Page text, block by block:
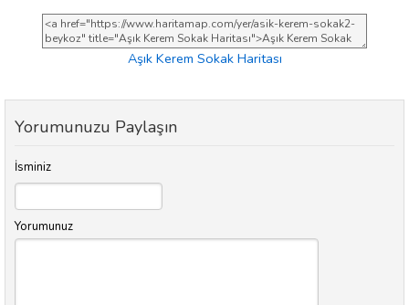
Aşık Kerem Sokak Haritası
Yorumunuzu Paylaşın
İsminiz
Yorumunuz